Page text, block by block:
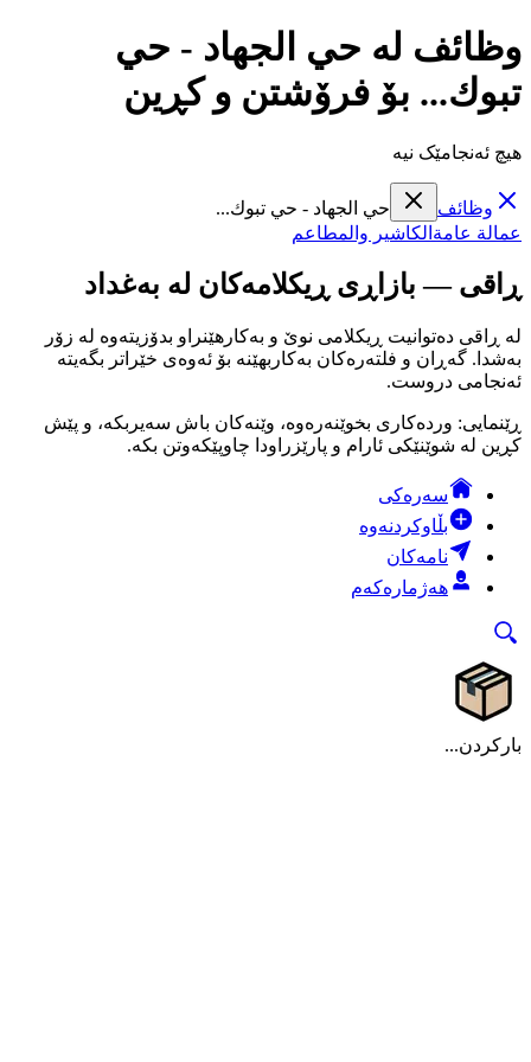
وظائف لە حي الجهاد - حي
تبوك... بۆ فرۆشتن و کڕین
هیچ ئەنجامێک نیە
وظائف
حي الجهاد - حي تبوك...
عمالة عامة الكاشير والمطاعم
ڕاقی — بازاڕی ڕیکلامەکان لە بەغداد
لە ڕاقی دەتوانیت ڕیکلامی نوێ و بەکارهێنراو بدۆزیتەوە لە زۆر
بەشدا. گەڕان و فلتەرەکان بەکاربهێنە بۆ ئەوەی خێراتر بگەیتە
ئەنجامی دروست.
ڕێنمایی: وردەکاری بخوێنەرەوە، وێنەکان باش سەیربکە، و پێش
کڕین لە شوێنێکی ئارام و پارێزراودا چاوپێکەوتن بکە.
سەرەکی
بڵاوکردنەوە
نامەکان
هەژمارەکەم
بارکردن...